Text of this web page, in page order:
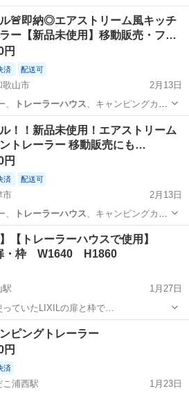
日129日＆休出なしでプライベート充
快適作業◎自社正社員登用制度あり★1食
...
駅 その他
🚨即納◎エアストリーム風キッチ
ー【新品未使用】移動販売・フ…
円
済 配送可
歌山市
2月13日
トレーラーハウス、キャンピングカー
移動販売
！！新品未使用！エアストリーム
風キッチントレーラー 移動販売にも…
円
済 配送可
市
2月13日
トレーラーハウス、キャンピングカー
トレーラー
【トレーラーハウスで使用】
・枠 W1640 H1860
駅
1月27日
っていたLIXILの扉と枠で…
その他
ピングトレーラー
円
済
浦西駅
1月23日